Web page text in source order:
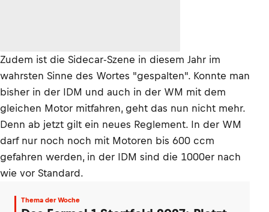
Zudem ist die Sidecar-Szene in diesem Jahr im
wahrsten Sinne des Wortes "gespalten". Konnte man
bisher in der IDM und auch in der WM mit dem
gleichen Motor mitfahren, geht das nun nicht mehr.
Denn ab jetzt gilt ein neues Reglement. In der WM
darf nur noch noch mit Motoren bis 600 ccm
gefahren werden, in der IDM sind die 1000er nach
wie vor Standard.
Thema der Woche